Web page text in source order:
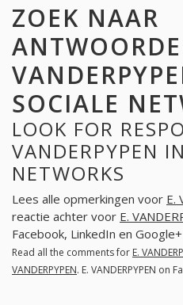
ZOEK NAAR
SOCIALE
LOOK FOR
VANDERPYPEN
NETWORKS
Lees alle opmerkingen voor E.
reactie achter voor E.
Facebook, LinkedIn en Google+
Read all the comments for E.
VANDERPYPEN. E. VANDERPYPEN on